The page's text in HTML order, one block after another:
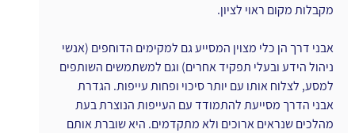
מקבלות מקום ראוי לציון.
אבני דרך הן כלי מצוין המסייע גם למקימים הדוחפים (אנשי
ניהול הידע ובעלי תפקיד אחרים) וגם למשתמשים השותפים
למסע, לצלוח אותו עם יותר סיכוי ופחות עייפות. הגדרת
אבני הדרך מסייעת להתמודד עם העייפות הנוצרת בעת
מהלכים שנראים ארוכים ולא מתקדמים. היא שוברת אותם